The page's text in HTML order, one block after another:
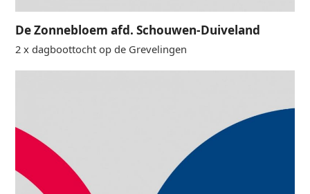
De Zonnebloem afd. Schouwen-Duiveland
2 x dagboottocht op de Grevelingen